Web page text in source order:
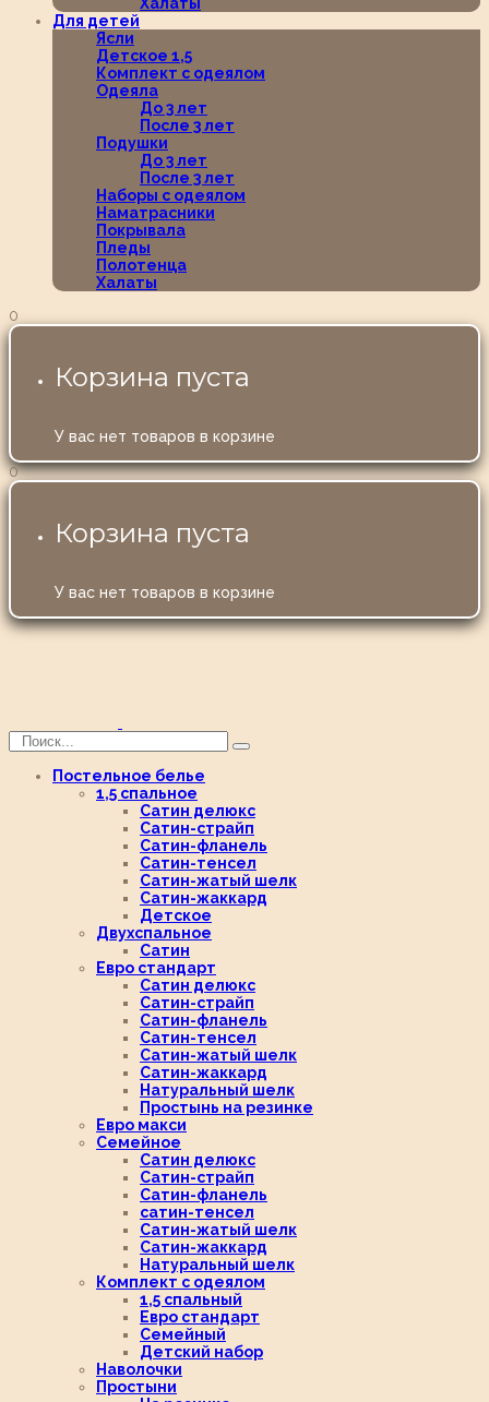
Для детей
Ясли
Детское 1,5
Комплект с одеялом
Одеяла
До 3 лет
После 3 лет
Подушки
До 3 лет
После 3 лет
Наборы с одеялом
Наматрасники
Покрывала
Пледы
Полотенца
Халаты
0
Корзина пуста
У вас нет товаров в корзине
0
Корзина пуста
У вас нет товаров в корзине
Постельное белье
1,5 спальное
Сатин делюкс
Сатин-страйп
Сатин-фланель
Сатин-тенсел
Сатин-жатый шелк
Сатин-жаккард
Детское
Двухспальное
Сатин
Евро стандарт
Сатин делюкс
Сатин-страйп
Сатин-фланель
Сатин-тенсел
Сатин-жатый шелк
Сатин-жаккард
Натуральный шелк
Простынь на резинке
Евро макси
Семейное
Сатин делюкс
Сатин-страйп
Сатин-фланель
сатин-тенсел
Сатин-жатый шелк
Сатин-жаккард
Натуральный шелк
Комплект с одеялом
1,5 спальный
Евро стандарт
Семейный
Детский набор
Наволочки
Простыни